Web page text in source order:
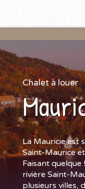
Chalet à louer
La Mauricie est
Saint-Maurice
Faisant
rivière Saint-
plusieurs villes,